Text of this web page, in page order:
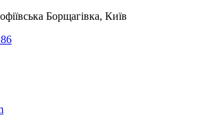
Борщагівка, Київ